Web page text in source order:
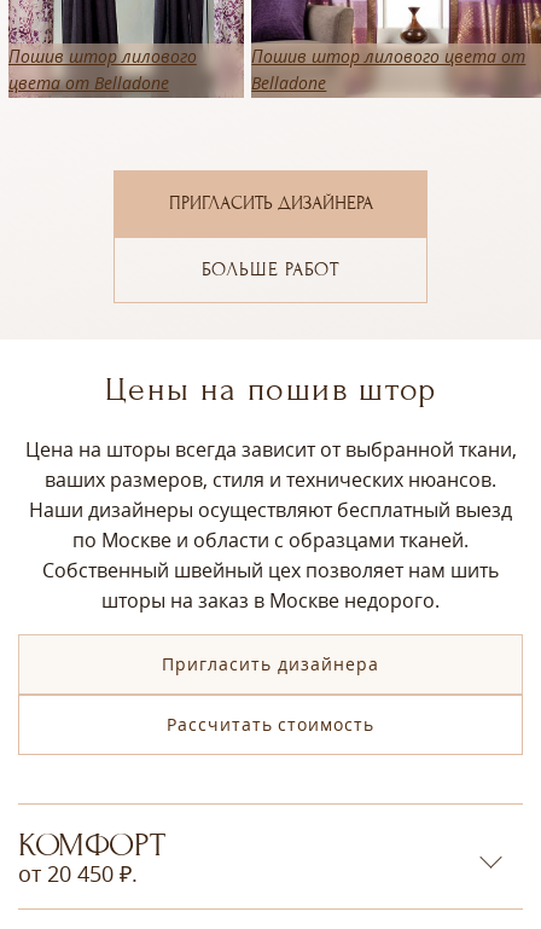
Пошив штор лилового
цвета от Belladone
Пошив штор лилового цвета от
Belladone
ПРИГЛАСИТЬ ДИЗАЙНЕРА
БОЛЬШЕ РАБОТ
Цены на пошив штор
Цена на шторы всегда зависит от выбранной ткани,
ваших размеров, стиля и технических нюансов.
Наши дизайнеры осуществляют бесплатный выезд
по Москве и области с образцами тканей.
Собственный швейный цех позволяет нам шить
шторы на заказ в Москве недорого.
Пригласить дизайнера
Рассчитать стоимость
КОМФОРТ
от 20 450 ₽.